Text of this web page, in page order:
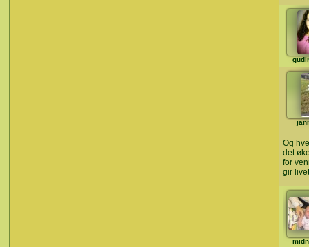
Og
det
for
gir